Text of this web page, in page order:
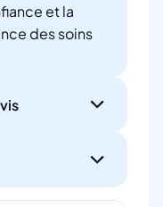
et la
des soins